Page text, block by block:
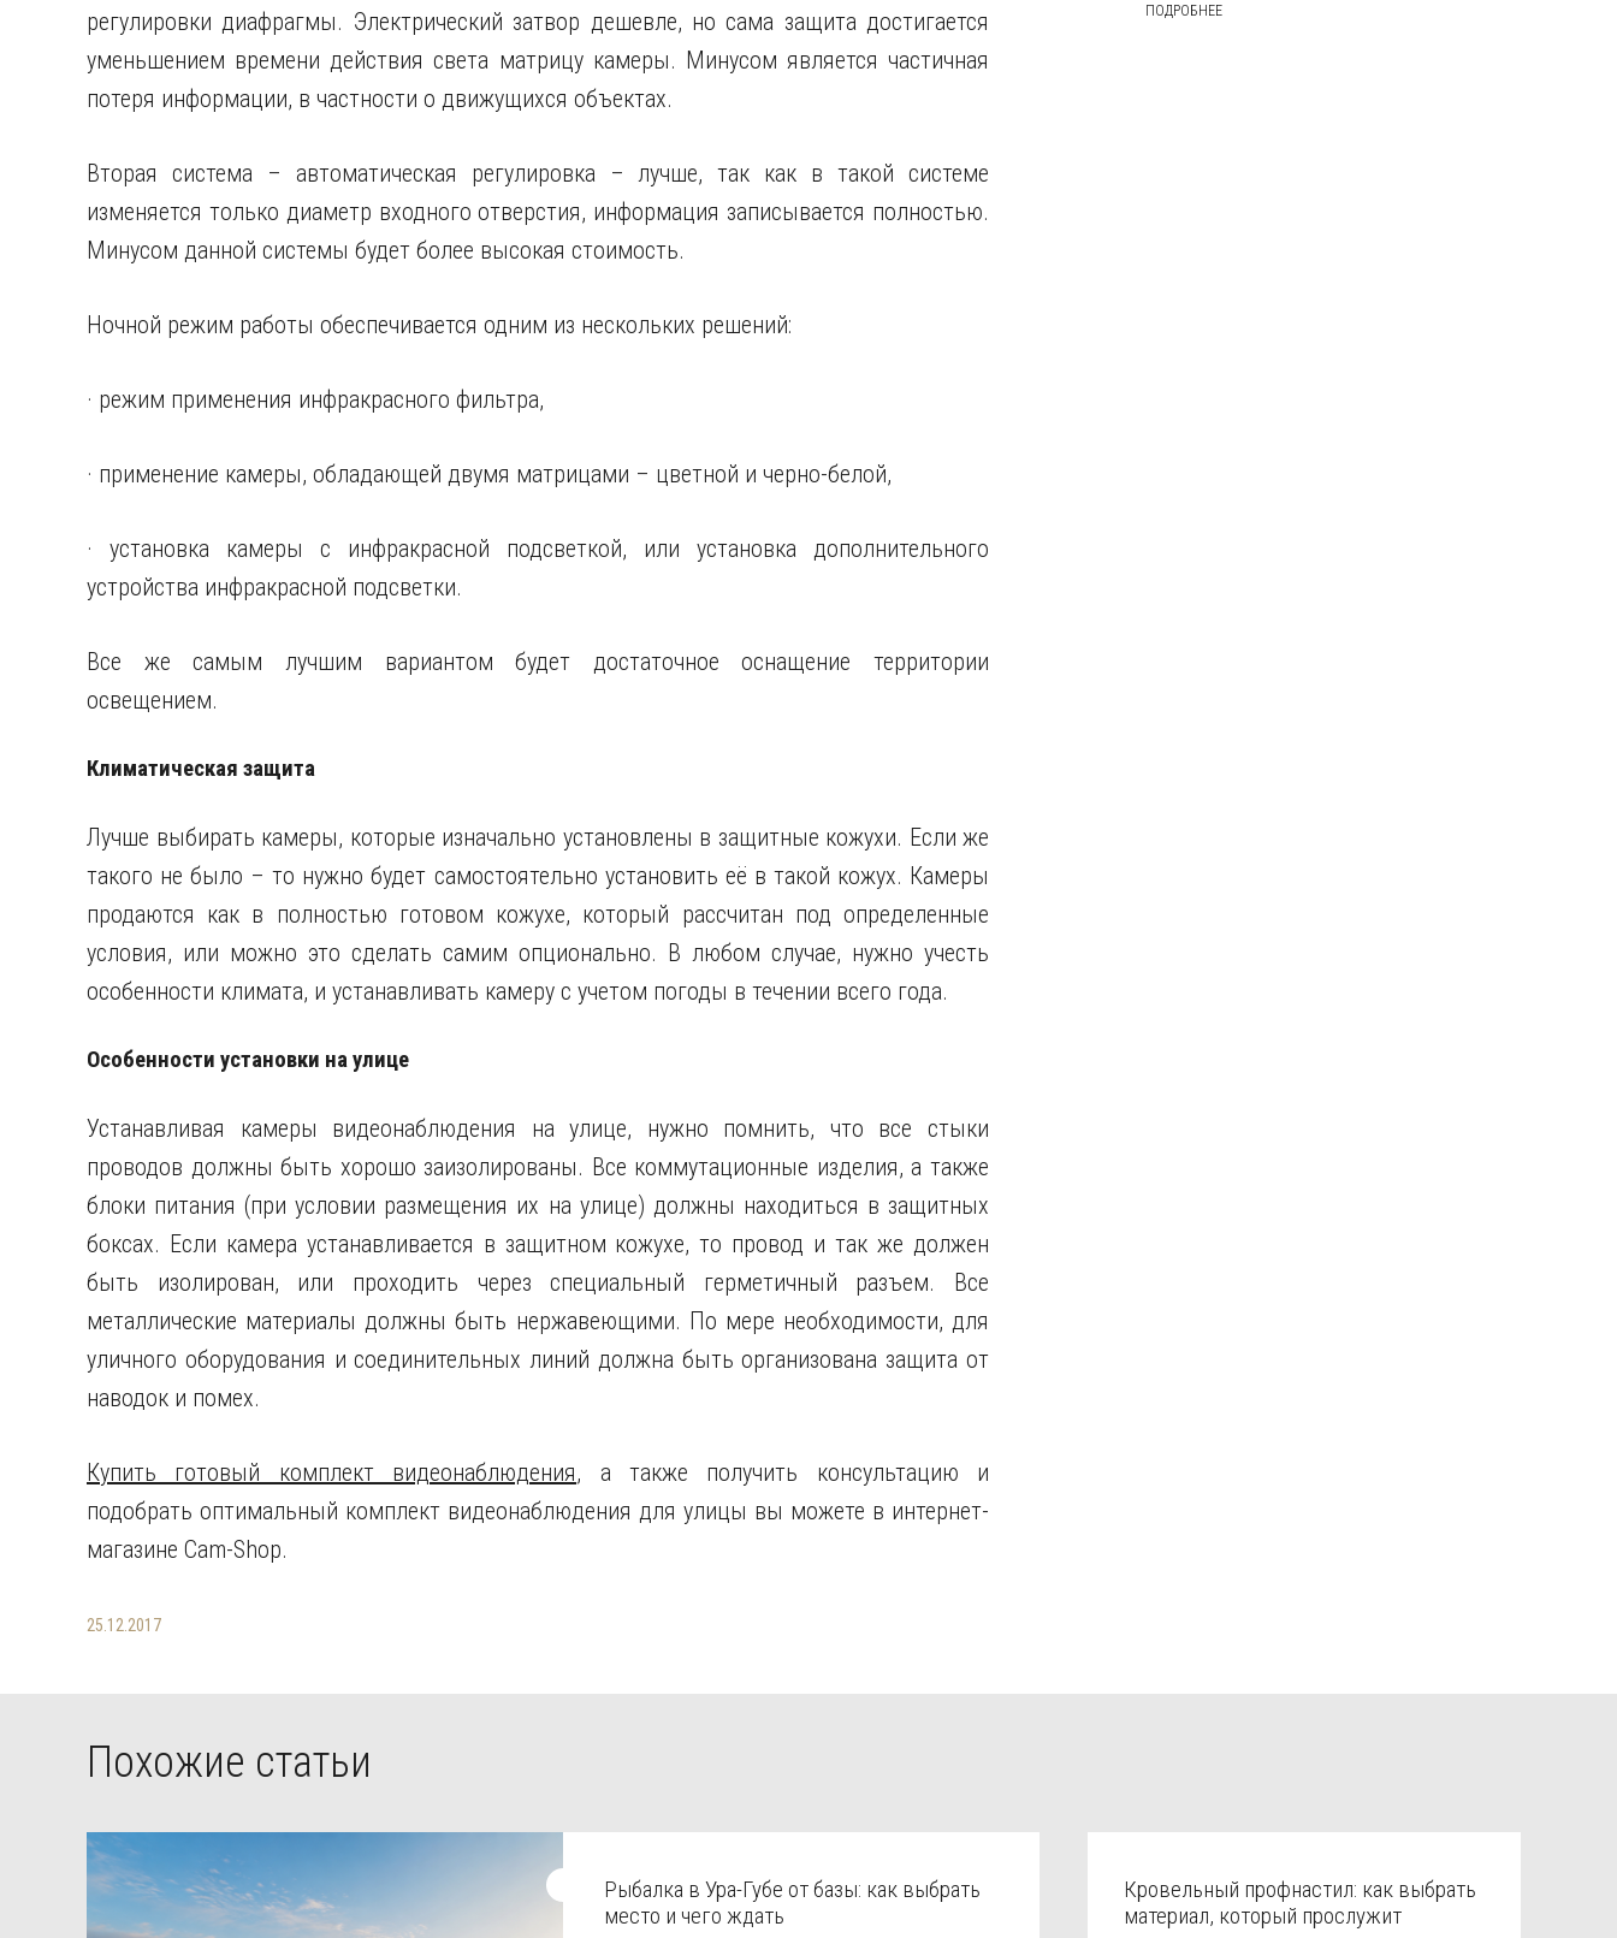
регулировки диафрагмы. Электрический затвор дешевле, но сама защита достигается
уменьшением времени действия света матрицу камеры. Минусом является частичная
потеря информации, в частности о движущихся объектах.
Вторая система – автоматическая регулировка – лучше, так как в такой системе
изменяется только диаметр входного отверстия, информация записывается полностью.
Минусом данной системы будет более высокая стоимость.
Ночной режим работы обеспечивается одним из нескольких решений:
· режим применения инфракрасного фильтра,
· применение камеры, обладающей двумя матрицами – цветной и черно-белой,
· установка камеры с инфракрасной подсветкой, или установка дополнительного
устройства инфракрасной подсветки.
Все же самым лучшим вариантом будет достаточное оснащение территории
освещением.
Климатическая защита
Лучше выбирать камеры, которые изначально установлены в защитные кожухи. Если же
такого не было – то нужно будет самостоятельно установить её в такой кожух. Камеры
продаются как в полностью готовом кожухе, который рассчитан под определенные
условия, или можно это сделать самим опционально. В любом случае, нужно учесть
особенности климата, и устанавливать камеру с учетом погоды в течении всего года.
Особенности установки на улице
Устанавливая камеры видеонаблюдения на улице, нужно помнить, что все стыки
проводов должны быть хорошо заизолированы. Все коммутационные изделия, а также
блоки питания (при условии размещения их на улице) должны находиться в защитных
боксах. Если камера устанавливается в защитном кожухе, то провод и так же должен
быть изолирован, или проходить через специальный герметичный разъем. Все
металлические материалы должны быть нержавеющими. По мере необходимости, для
уличного оборудования и соединительных линий должна быть организована защита от
наводок и помех.
Купить готовый комплект видеонаблюдения, а также получить консультацию и
подобрать оптимальный комплект видеонаблюдения для улицы вы можете в интернет-
магазине Cam-Shop.
25.12.2017
ПОДРОБНЕЕ
Похожие статьи
Рыбалка в Ура-Губе от базы: как выбрать
место и чего ждать
Кровельный профнастил: как выбрать
материал, который прослужит